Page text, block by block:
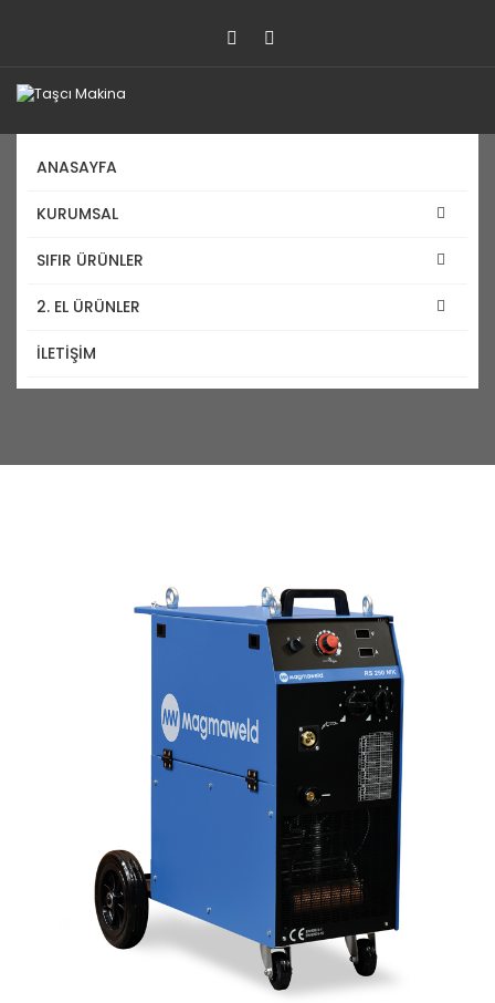
ANASAYFA
KURUMSAL
SIFIR ÜRÜNLER
2. EL ÜRÜNLER
İLETİŞİM
Magmaveld RS 250 MK
Anasayfa